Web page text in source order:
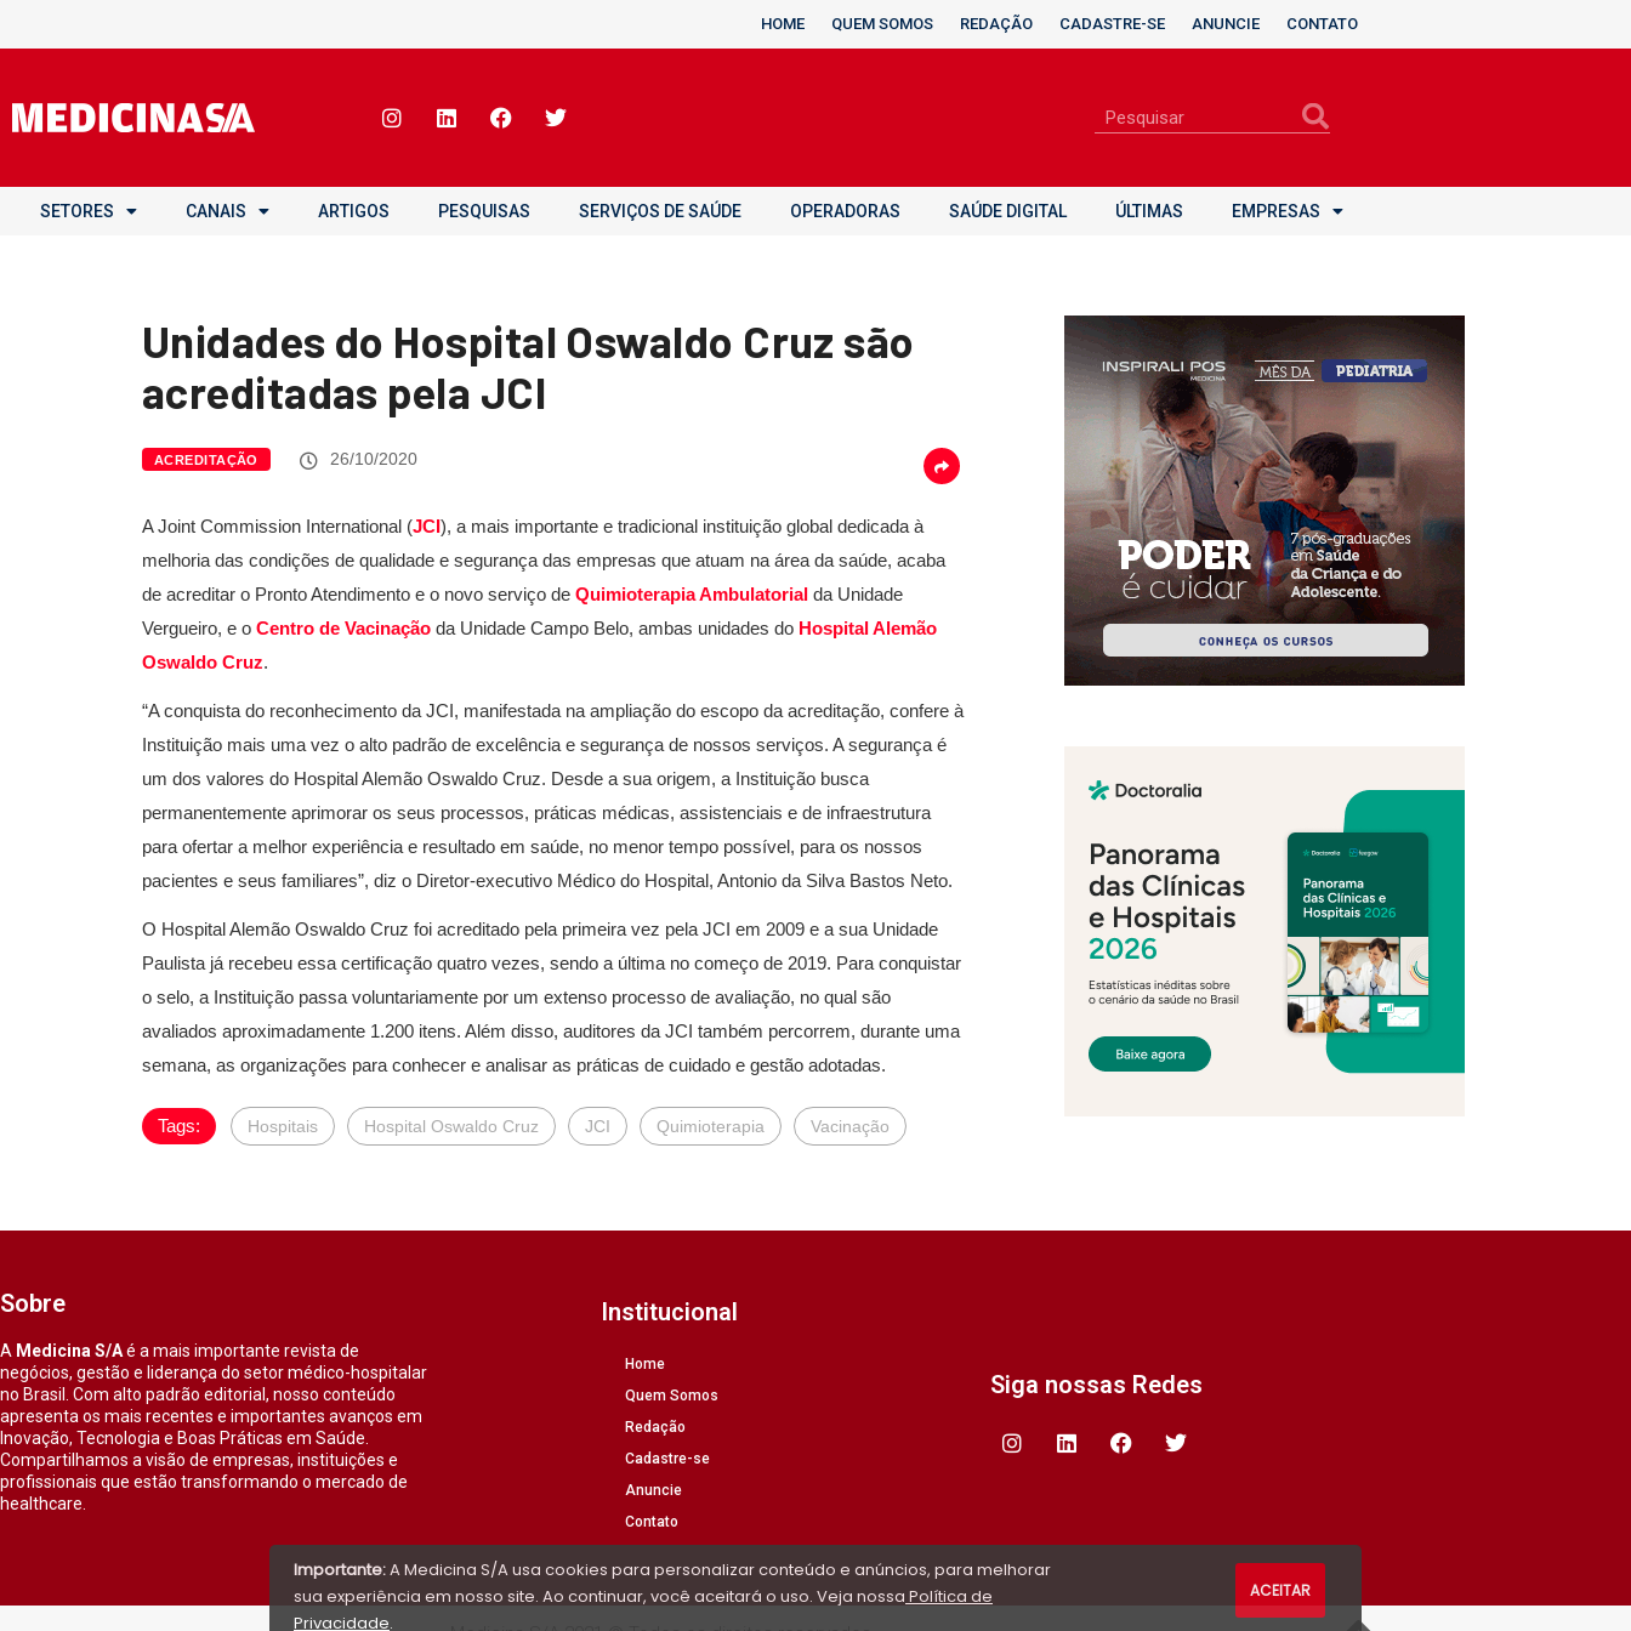
HOME QUEM SOMOS REDAÇÃO CADASTRE-SE ANUNCIE CONTATO
SETORES CANAIS ARTIGOS PESQUISAS SERVIÇOS DE SAÚDE OPERADORAS SAÚDE DIGITAL ÚLTIMAS EMPRESAS
Unidades do Hospital Oswaldo Cruz são
acreditadas pela JCI
ACREDITAÇÃO 26/10/2020
A Joint Commission International (JCI), a mais importante e tradicional instituição global dedicada à
melhoria das condições de qualidade e segurança das empresas que atuam na área da saúde, acaba
de acreditar o Pronto Atendimento e o novo serviço de Quimioterapia Ambulatorial da Unidade
Vergueiro, e o Centro de Vacinação da Unidade Campo Belo, ambas unidades do Hospital Alemão
Oswaldo Cruz.
“A conquista do reconhecimento da JCI, manifestada na ampliação do escopo da acreditação, confere à
Instituição mais uma vez o alto padrão de excelência e segurança de nossos serviços. A segurança é
um dos valores do Hospital Alemão Oswaldo Cruz. Desde a sua origem, a Instituição busca
permanentemente aprimorar os seus processos, práticas médicas, assistenciais e de infraestrutura
para ofertar a melhor experiência e resultado em saúde, no menor tempo possível, para os nossos
pacientes e seus familiares”, diz o Diretor-executivo Médico do Hospital, Antonio da Silva Bastos Neto.
O Hospital Alemão Oswaldo Cruz foi acreditado pela primeira vez pela JCI em 2009 e a sua Unidade
Paulista já recebeu essa certificação quatro vezes, sendo a última no começo de 2019. Para conquistar
o selo, a Instituição passa voluntariamente por um extenso processo de avaliação, no qual são
avaliados aproximadamente 1.200 itens. Além disso, auditores da JCI também percorrem, durante uma
semana, as organizações para conhecer e analisar as práticas de cuidado e gestão adotadas.
Tags: Hospitais Hospital Oswaldo Cruz JCI Quimioterapia Vacinação
Sobre
A Medicina S/Aé a mais importante revista de
negócios, gestão e liderança do setor médico-hospitalar
no Brasil. Com alto padrão editorial, nosso conteúdo
apresenta os mais recentes e importantes avanços em
Inovação, Tecnologia e Boas Práticas em Saúde.
Compartilhamos a visão de empresas, instituições e
profissionais que estão transformando o mercado de
healthcare.
Institucional
Home
Quem Somos
Redação
Cadastre-se
Anuncie
Contato
Siga nossas Redes
Importante:A Medicina S/A usa cookies para personalizar conteúdo e anúncios, para melhorar
sua experiência em nosso site. Ao continuar, você aceitará o uso. Veja nossa Política de
Privacidade.
ACEITAR